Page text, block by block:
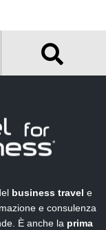
business travel e
e consulenza
È anche la prima